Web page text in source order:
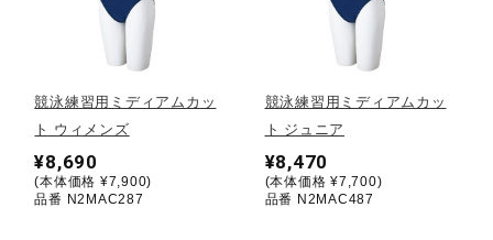
柔道
ウィンタースポーツ
ワーキング
競泳練習用ミディアムカッ
ト ウィメンズ
¥8,690
(本体価格 ¥7,900)
品番 N2MAC287
競泳練習用ミディアムカッ
ト ジュニア
¥8,470
(本体価格 ¥7,700)
品番 N2MAC487